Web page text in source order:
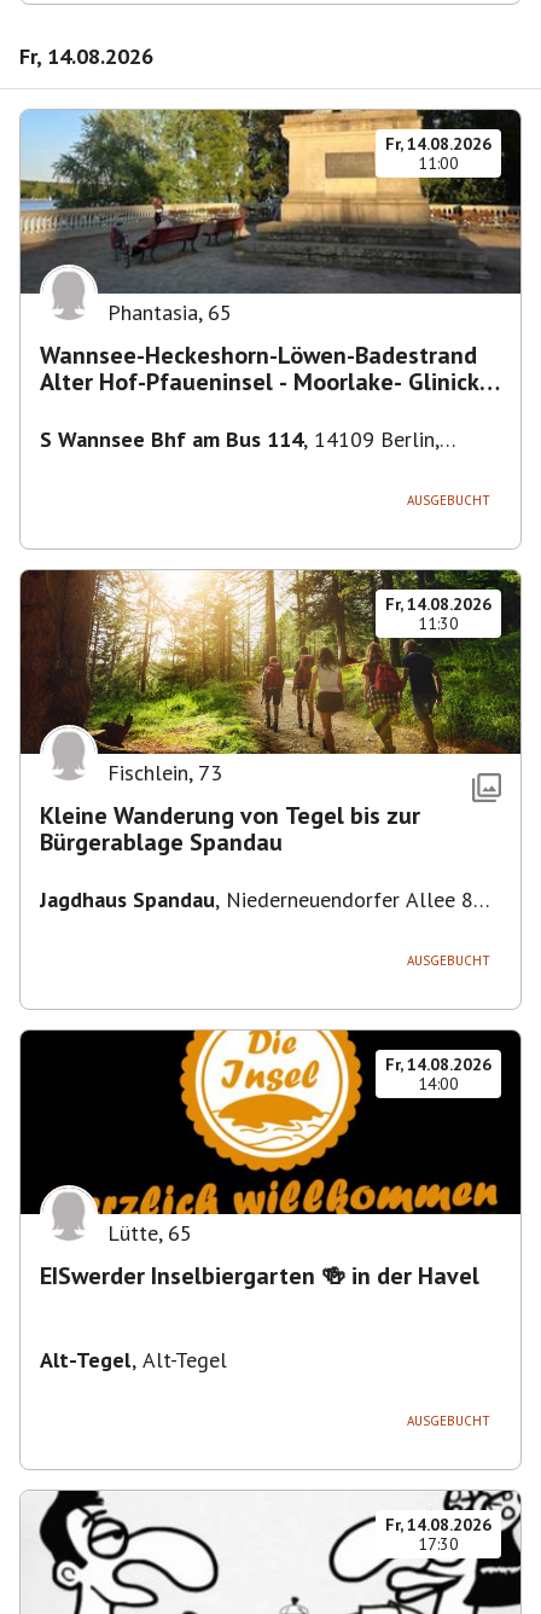
Fr, 14.08.2026
Fr, 14.08.2026
11:00
Phantasia, 65
Wannsee-Heckeshorn-Löwen-Badestrand
Alter Hof-Pfaueninsel - Moorlake- Glinicker
S Wannsee Bhf am Bus 114, 14109 Berlin,
AUSGEBUCHT
Fr, 14.08.2026
11:30
Fischlein, 73
Kleine Wanderung von Tegel bis zur
Bürgerablage Spandau
Jagdhaus Spandau, Niederneuendorfer Allee 80,
AUSGEBUCHT
Fr, 14.08.2026
14:00
Lütte, 65
EISwerder Inselbiergarten 🍻 in der Havel
Alt-Tegel, Alt-Tegel
AUSGEBUCHT
Fr, 14.08.2026
17:30